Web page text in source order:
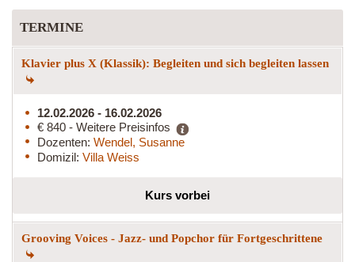
TERMINE
Klavier plus X (Klassik): Begleiten und sich begleiten lassen
12.02.2026 - 16.02.2026
€ 840 - Weitere Preisinfos
Dozenten: Wendel, Susanne
Domizil: Villa Weiss
Kurs vorbei
Grooving Voices - Jazz- und Popchor für Fortgeschrittene